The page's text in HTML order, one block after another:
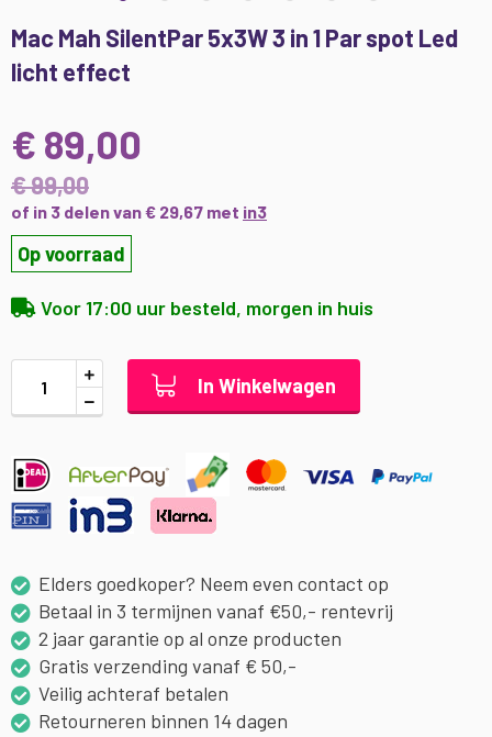
Mac Mah SilentPar 5x3W 3 in 1 Par spot Led
licht effect
€ 89,00
€ 99,00
of in 3 delen van € 29,67 met in3
Op voorraad
Voor 17:00 uur besteld, morgen in huis
In Winkelwagen
Elders goedkoper? Neem even contact op
Betaal in 3 termijnen vanaf €50,- rentevrij
2 jaar garantie op al onze producten
Gratis verzending vanaf € 50,-
Veilig achteraf betalen
Retourneren binnen 14 dagen
naar
het
de
afbeeldingen-
gallerij